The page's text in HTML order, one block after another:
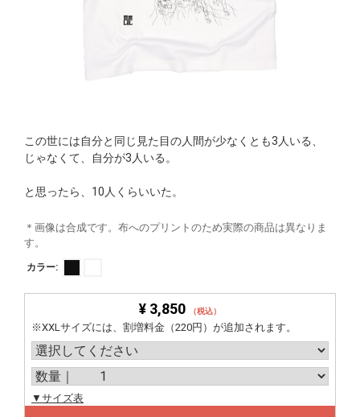
この世には自分と同じ見た目の人間が少なくとも3人いる、
じゃなくて、自分が3人いる。
と思ったら、10人くらいいた。
＊画像は合成です。布へのプリントのため実際の商品は異なりま
す。
カラー:
¥ 3,850 （税込）
※XXLサイズには、割増料金（220円）が追加されます。
▼サイズ表